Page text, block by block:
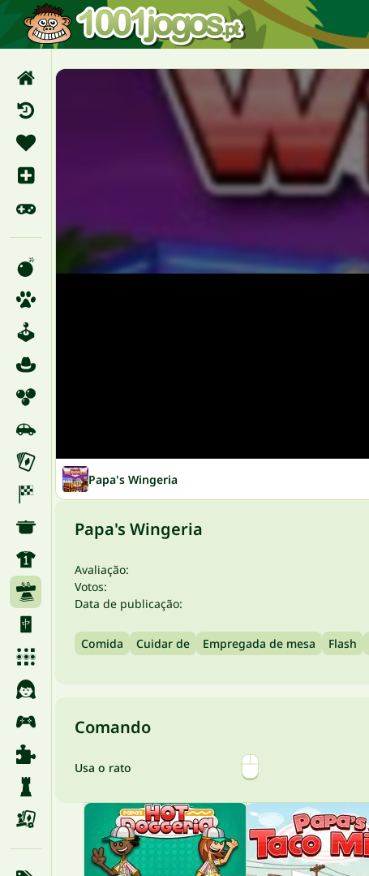
Papa's Wingeria
Papa's Wingeria
Avaliação:
Votos:
Data de publicação:
Comida Cuidar de Empregada de mesa Flash
Comando
Usa o rato